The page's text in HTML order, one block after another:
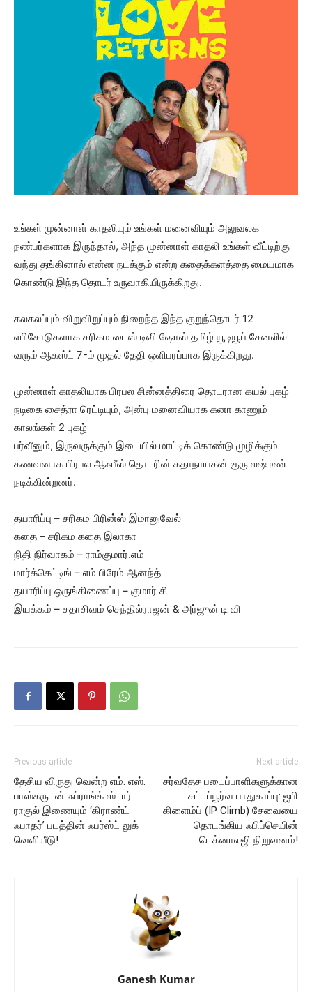
உங்கள் முன்னாள் காதலியும் உங்கள் மனைவியும் அலுவலக
நண்பர்களாக இருந்தால், அந்த முன்னாள் காதலி உங்கள் வீட்டிற்கு
வந்து தங்கினால் என்ன நடக்கும் என்ற கதைக்களத்தை மையமாக
கொண்டு இந்த தொடர் உருவாகியிருக்கிறது.
கலகலப்பும் விறுவிறுப்பும் நிறைந்த இந்த குறுந்தொடர் 12
எபிசோடுகளாக சரிகம டைஸ் டிவி ஷோஸ் தமிழ் யூடியூப் சேனலில்
வரும் ஆகஸ்ட் 7-ம் முதல் தேதி ஒளிபரப்பாக இருக்கிறது.
முன்னாள் காதலியாக பிரபல சின்னத்திரை தொடரான கயல் புகழ்
நடிகை சைத்ரா ரெட்டியும், அன்பு மனைவியாக கனா காணும்
காலங்கள் 2 புகழ்
பர்வீனும், இருவருக்கும் இடையில் மாட்டிக் கொண்டு முழிக்கும்
கணவனாக பிரபல ஆஃபீஸ் தொடரின் கதாநாயகன் குரு லஷ்மண்
நடிக்கின்றனர்.
தயாரிப்பு – சரிகம பிரின்ஸ் இமானுவேல்
கதை – சரிகம கதை இலாகா
நிதி நிர்வாகம் – ராம்குமார்.எம்
மார்க்கெட்டிங் – எம் பிரேம் ஆனந்த்
தயாரிப்பு ஒருங்கிணைப்பு – குமார் சி
இயக்கம் – சதாசிவம் செந்தில்ராஜன் & அர்ஜுன் டி வி
Previous article
தேசிய விருது வென்ற எம். எஸ்.
பாஸ்கருடன் ஃப்ராங்க் ஸ்டார்
ராகுல் இணையும் ‘கிராண்ட்
ஃபாதர்’ படத்தின் ஃபர்ஸ்ட் லுக்
வெளியீடு!
Next article
சர்வதேச படைப்பாளிகளுக்கான
சட்டப்பூர்வ பாதுகாப்பு: ஐபி
கிளைம்ப் (IP Climb) சேவையை
தொடங்கிய ஃபிப்செயின்
டெக்னாலஜி நிறுவனம்!
Ganesh Kumar